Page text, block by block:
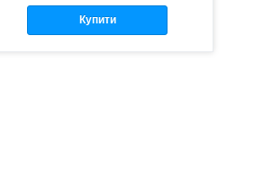
Купити